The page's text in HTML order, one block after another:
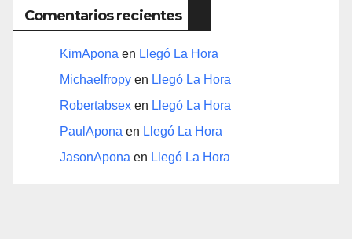
Comentarios recientes
KimApona en Llegó La Hora
Michaelfropy en Llegó La Hora
Robertabsex en Llegó La Hora
PaulApona en Llegó La Hora
JasonApona en Llegó La Hora